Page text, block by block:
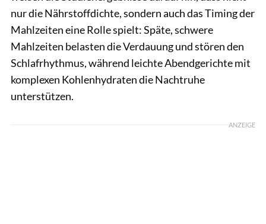
nur die Nährstoffdichte, sondern auch das Timing der
Mahlzeiten eine Rolle spielt: Späte, schwere
Mahlzeiten belasten die Verdauung und stören den
Schlafrhythmus, während leichte Abendgerichte mit
komplexen Kohlenhydraten die Nachtruhe
unterstützen.
ANZEIGE